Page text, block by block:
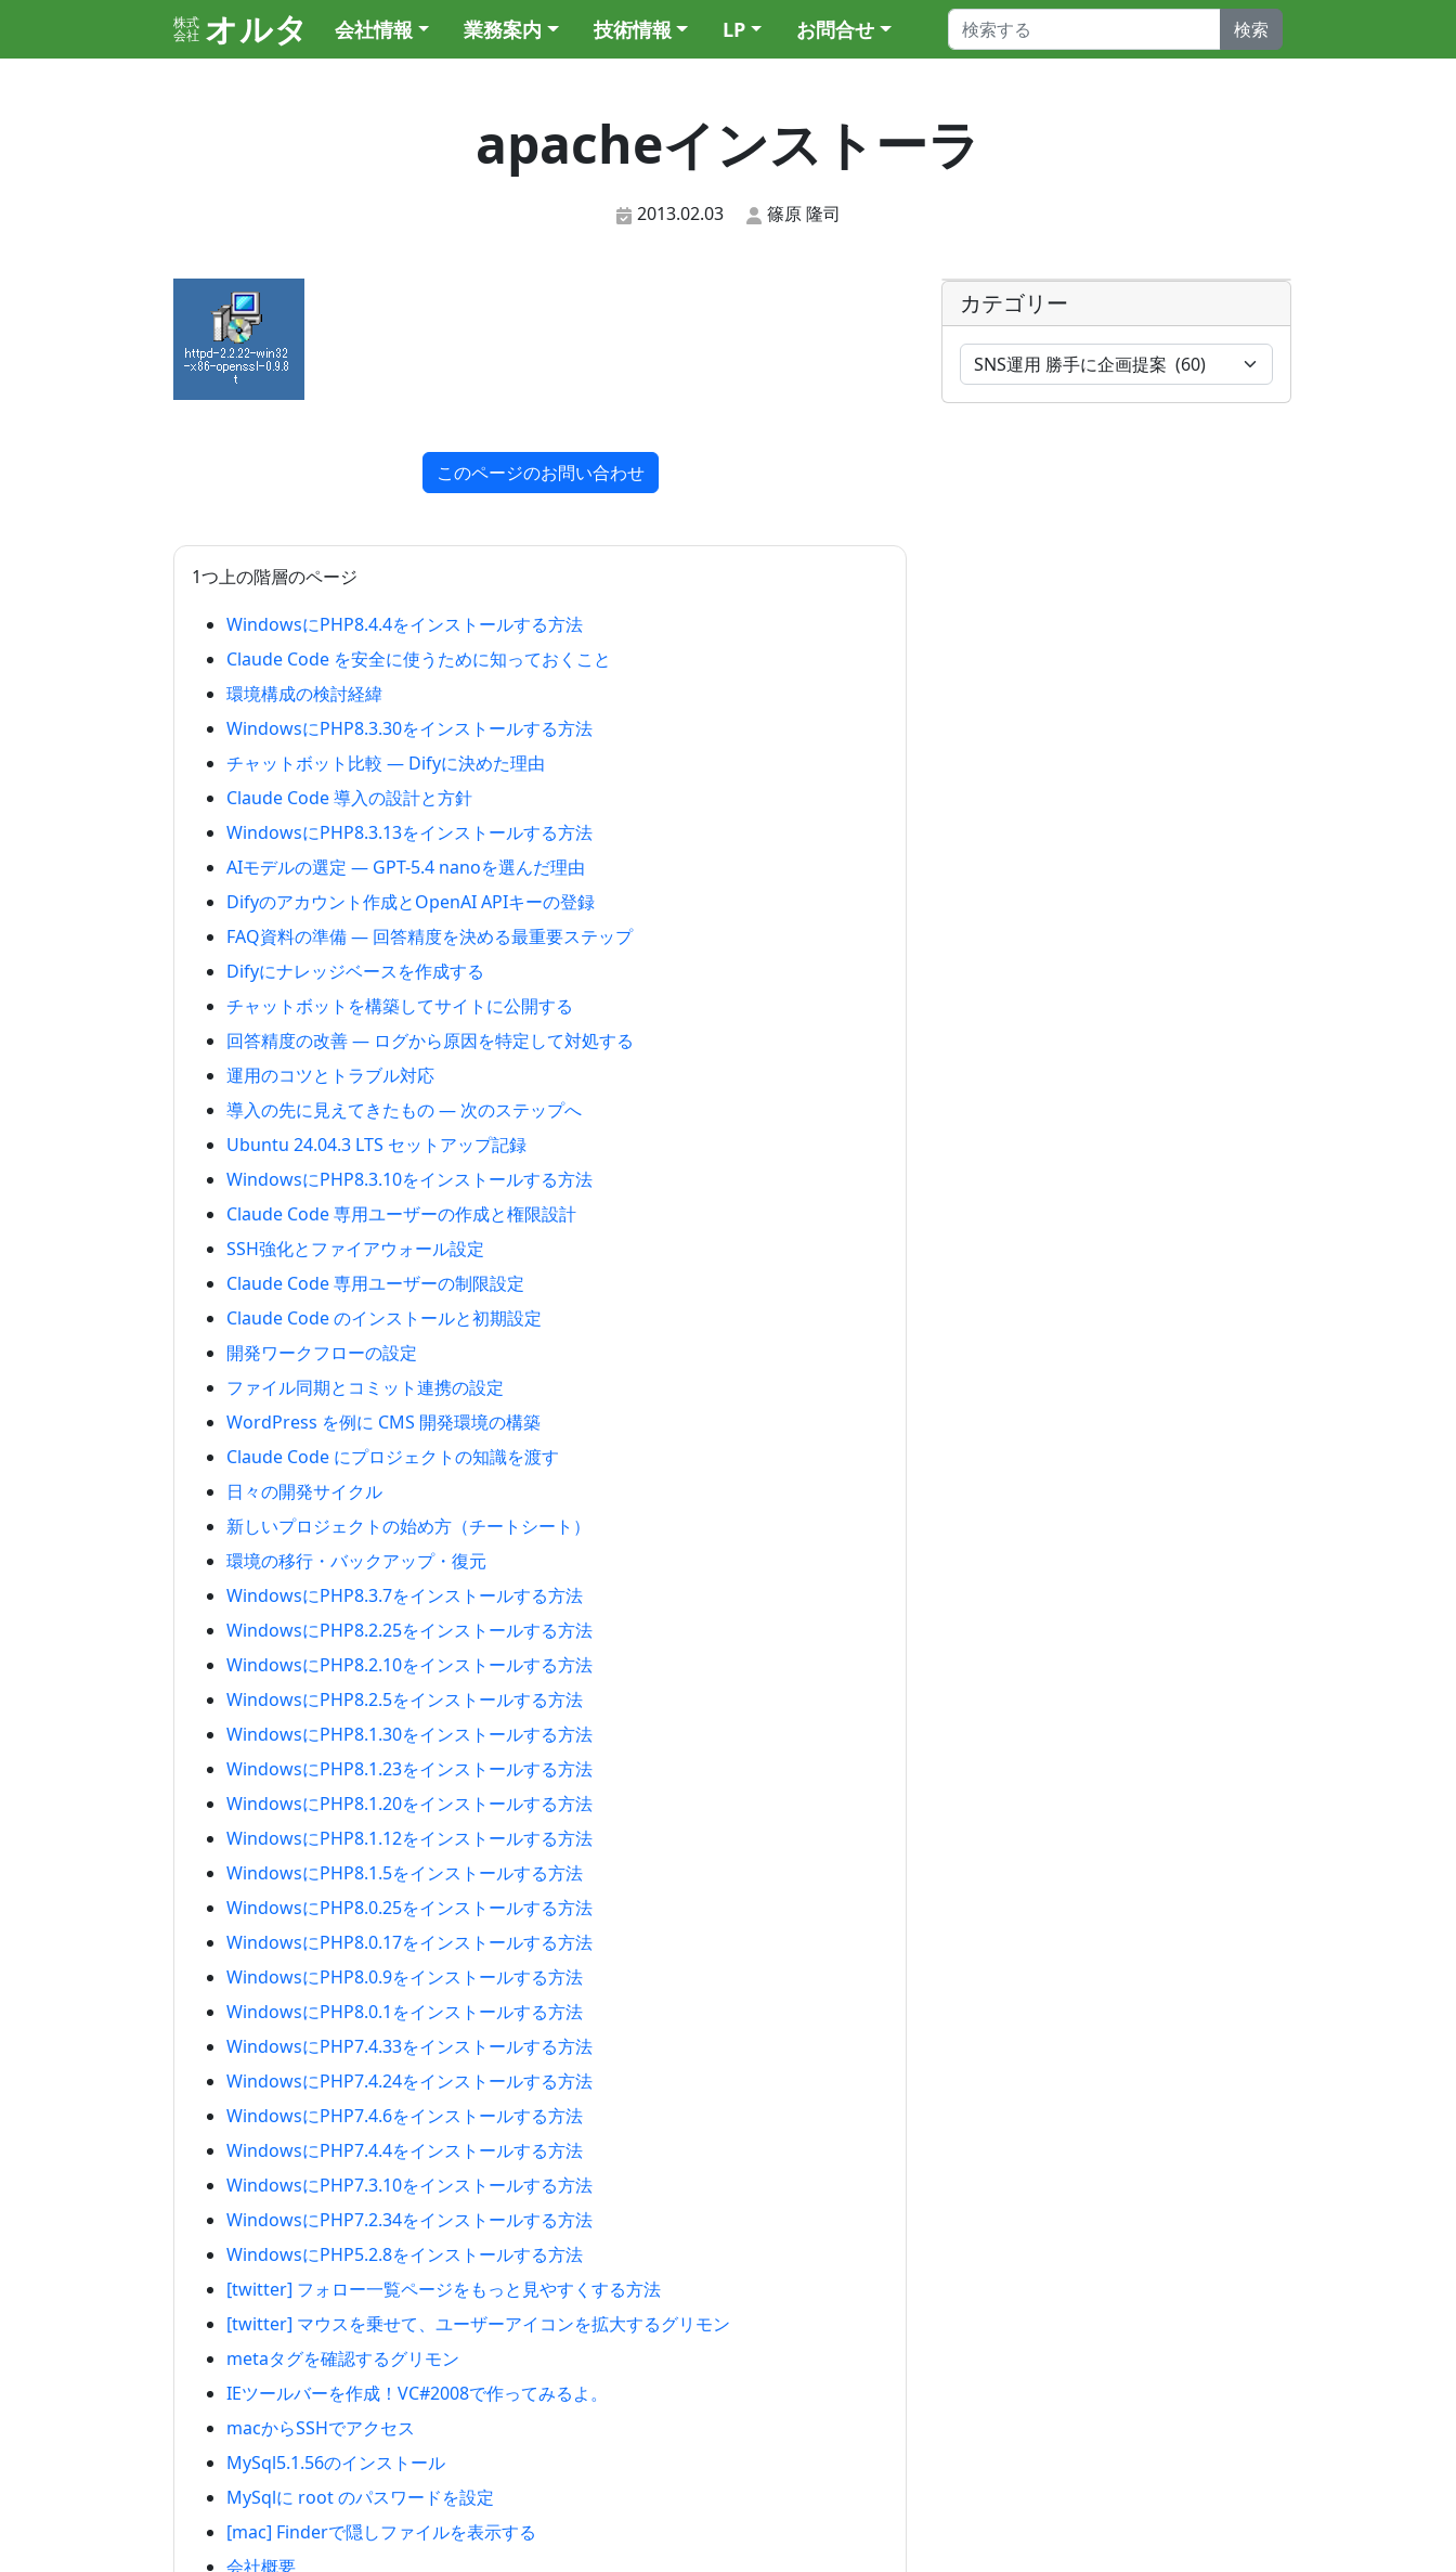
株式
会社 オルタ 会社情報 業務案内 技術情報 LP お問合せ 検索
apacheインストーラ
2013.02.03 篠原 隆司
このページのお問い合わせ
1つ上の階層のページ
WindowsにPHP8.4.4をインストールする方法
Claude Code を安全に使うために知っておくこと
環境構成の検討経緯
WindowsにPHP8.3.30をインストールする方法
チャットボット比較 — Difyに決めた理由
Claude Code 導入の設計と方針
WindowsにPHP8.3.13をインストールする方法
AIモデルの選定 — GPT-5.4 nanoを選んだ理由
Difyのアカウント作成とOpenAI APIキーの登録
FAQ資料の準備 — 回答精度を決める最重要ステップ
Difyにナレッジベースを作成する
チャットボットを構築してサイトに公開する
回答精度の改善 — ログから原因を特定して対処する
運用のコツとトラブル対応
導入の先に見えてきたもの — 次のステップへ
Ubuntu 24.04.3 LTS セットアップ記録
WindowsにPHP8.3.10をインストールする方法
Claude Code 専用ユーザーの作成と権限設計
SSH強化とファイアウォール設定
Claude Code 専用ユーザーの制限設定
Claude Code のインストールと初期設定
開発ワークフローの設定
ファイル同期とコミット連携の設定
WordPress を例に CMS 開発環境の構築
Claude Code にプロジェクトの知識を渡す
日々の開発サイクル
新しいプロジェクトの始め方（チートシート）
環境の移行・バックアップ・復元
WindowsにPHP8.3.7をインストールする方法
WindowsにPHP8.2.25をインストールする方法
WindowsにPHP8.2.10をインストールする方法
WindowsにPHP8.2.5をインストールする方法
WindowsにPHP8.1.30をインストールする方法
WindowsにPHP8.1.23をインストールする方法
WindowsにPHP8.1.20をインストールする方法
WindowsにPHP8.1.12をインストールする方法
WindowsにPHP8.1.5をインストールする方法
WindowsにPHP8.0.25をインストールする方法
WindowsにPHP8.0.17をインストールする方法
WindowsにPHP8.0.9をインストールする方法
WindowsにPHP8.0.1をインストールする方法
WindowsにPHP7.4.33をインストールする方法
WindowsにPHP7.4.24をインストールする方法
WindowsにPHP7.4.6をインストールする方法
WindowsにPHP7.4.4をインストールする方法
WindowsにPHP7.3.10をインストールする方法
WindowsにPHP7.2.34をインストールする方法
WindowsにPHP5.2.8をインストールする方法
[twitter] フォロー一覧ページをもっと見やすくする方法
[twitter] マウスを乗せて、ユーザーアイコンを拡大するグリモン
metaタグを確認するグリモン
IEツールバーを作成！VC#2008で作ってみるよ。
macからSSHでアクセス
MySql5.1.56のインストール
MySqlに root のパスワードを設定
[mac] Finderで隠しファイルを表示する
会社概要
カテゴリー